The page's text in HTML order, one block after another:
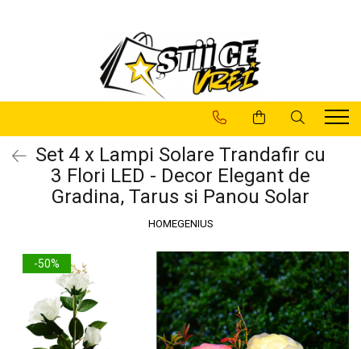
Pachete Promotionale
Articole de Sarbatori
Casa si Gradina
Lampi Solare
Sanatate si Intretinere
Gradina
Lampi Decorative
Set 4 x Lampi Solare Trandafir cu
3 Flori LED - Decor Elegant de
Gradina, Tarus si Panou Solar
HOMEGENIUS
-50%